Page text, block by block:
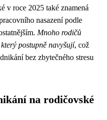
v roce 2025 také znamená
nasazení podle
Mnoho rodičů
postupně navyšují, což
bez zbytečného stresu
na rodičovské